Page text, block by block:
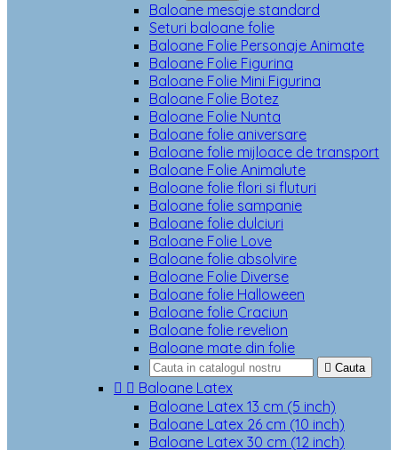
Baloane mesaje standard
Seturi baloane folie
Baloane Folie Personaje Animate
Baloane Folie Figurina
Baloane Folie Mini Figurina
Baloane Folie Botez
Baloane Folie Nunta
Baloane folie aniversare
Baloane folie mijloace de transport
Baloane Folie Animalute
Baloane folie flori si fluturi
Baloane folie sampanie
Baloane folie dulciuri
Baloane Folie Love
Baloane folie absolvire
Baloane Folie Diverse
Baloane folie Halloween
Baloane folie Craciun
Baloane folie revelion
Baloane mate din folie
 Cauta
  Baloane Latex
Baloane Latex 13 cm (5 inch)
Baloane Latex 26 cm (10 inch)
Baloane Latex 30 cm (12 inch)